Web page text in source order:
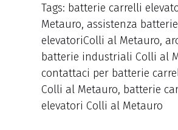
Tags: batterie carrelli
Metauro, assistenza
elevatoriColli al Metauro,
batterie industriali Colli al
contattaci per batterie
Colli al Metauro, batterie
elevatori Colli al Metauro